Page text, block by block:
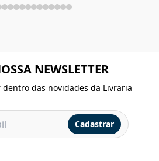
NEWSLETTER
das novidades da Livraria
Cadastrar